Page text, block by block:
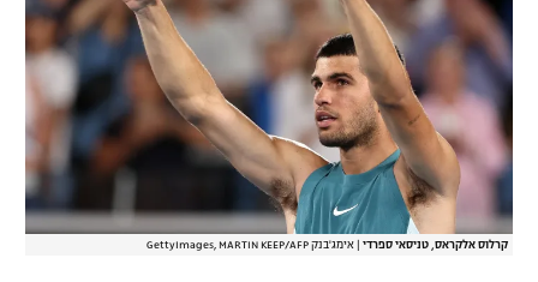
קרלוס אלקראס, טניסאי ספרדי אימג'בנק GettyImages, MARTIN KEEP/AFP